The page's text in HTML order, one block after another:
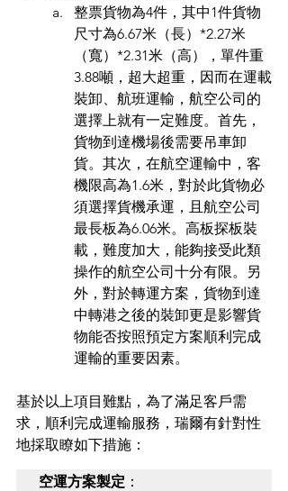
整票貨物為4件，其中1件貨物
尺寸為6.67米（長）*2.27米
（寬）*2.31米（高），單件重
3.88噸，超大超重，因而在運載
裝卸、航班運輸，航空公司的
選擇上就有一定難度。首先，
貨物到達機場後需要吊車卸
貨。其次，在航空運輸中，客
機限高為1.6米，對於此貨物必
須選擇貨機承運，且航空公司
最長板為6.06米。高板探板裝
載，難度加大，能夠接受此類
操作的航空公司十分有限。另
外，對於轉運方案，貨物到達
中轉港之後的裝卸更是影響貨
物能否按照預定方案順利完成
運輸的重要因素。
基於以上項目難點，為了滿足客戶需
求，順利完成運輸服務，瑞爾有針對性
地採取瞭如下措施：
空運方案製定 ：